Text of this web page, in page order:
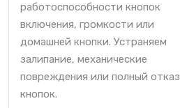
работоспособности кнопок
включения, громкости или
домашней кнопки. Устраняем
залипание, механические
повреждения или полный отказ
кнопок.